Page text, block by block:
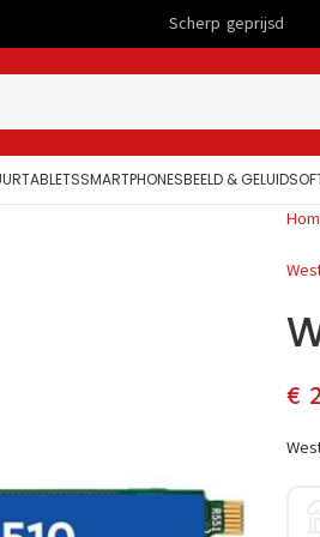
TABLETSSMARTPHONESBEELD & GELUID
€